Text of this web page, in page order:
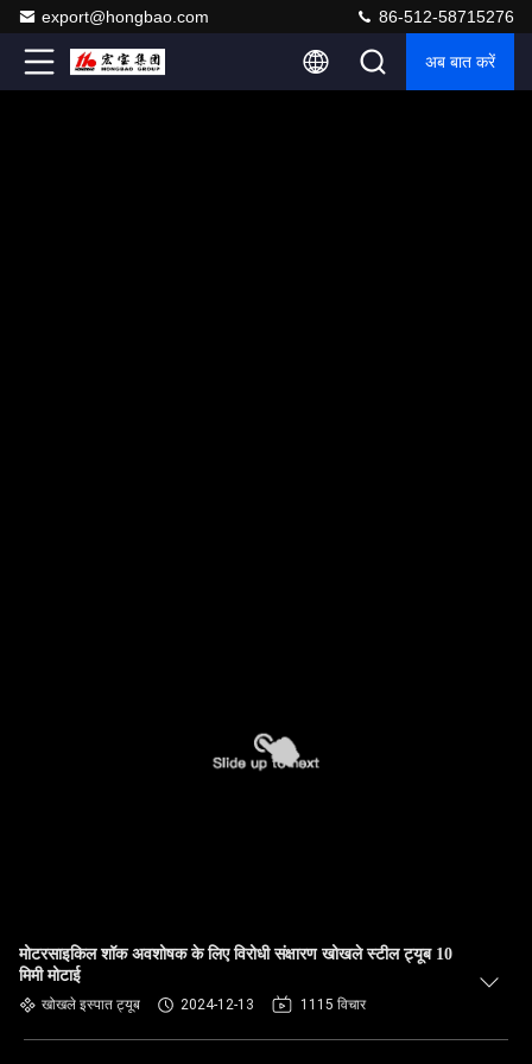
export@hongbao.com 86-512-58715276
अब बात करें
मोटरसाइकिल शॉक अवशोषक के लिए विरोधी संक्षारण खोखले स्टील ट्यूब 10
मिमी मोटाई
खोखले इस्पात ट्यूब 2024-12-13 1115 विचार